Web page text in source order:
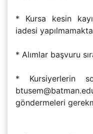
* Kursa kesin
iadesi
* Alımlar başvuru
* Kursiyerlerin
göndermeleri